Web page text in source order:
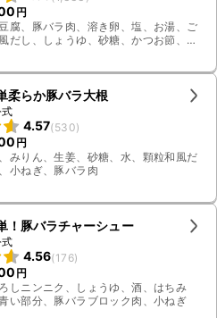
円
腐、豚バラ肉、溶き卵、塩、お湯、ご
だし、しょうゆ、砂糖、かつお節、料
柔らか豚バラ大根
4.57(530)
円
みりん、生姜、砂糖、水、顆粒和風だ
小ねぎ、豚バラ肉
！豚バラチャーシュー
4.56(176)
円
しニンニク、しょうゆ、酒、はちみ
い部分、豚バラブロック肉、小ねぎ